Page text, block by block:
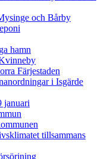
och Bårby
hamn
Färjestaden
i Isgärde
januari
tillsammans